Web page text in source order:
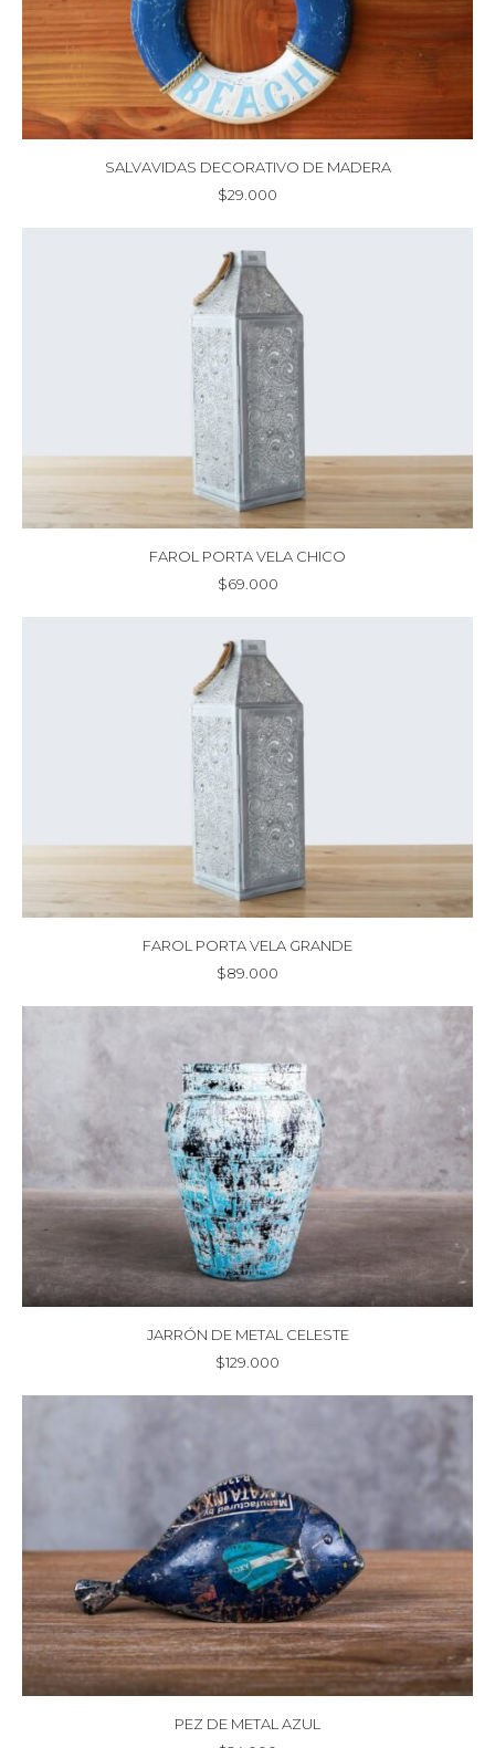
SALVAVIDAS DECORATIVO DE MADERA
$29.000
FAROL PORTA VELA CHICO
$69.000
FAROL PORTA VELA GRANDE
$89.000
JARRÓN DE METAL CELESTE
$129.000
PEZ DE METAL AZUL